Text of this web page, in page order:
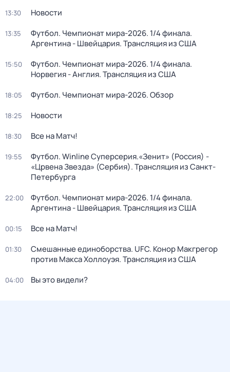
13:30 Новости
13:35
Футбол. Чемпионат мира-2026. 1/4 финала.
Аргентина - Швейцария. Трансляция из США
15:50
Футбол. Чемпионат мира-2026. 1/4 финала.
Норвегия - Англия. Трансляция из США
18:05 Футбол. Чемпионат мира-2026. Обзор
18:25 Новости
18:30 Все на Матч!
19:55
Футбол. Winline Суперсерия.«Зенит» (Россия) -
«Црвена Звезда» (Сербия). Трансляция из Санкт-
Петербурга
22:00
Футбол. Чемпионат мира-2026. 1/4 финала.
Аргентина - Швейцария. Трансляция из США
00:15 Все на Матч!
01:30
Смешанные единоборства. UFC. Конор Макгрегор
против Макса Холлоуэя. Трансляция из США
04:00 Вы это видели?